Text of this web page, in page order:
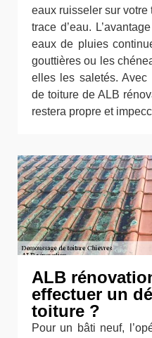
eaux ruisseler sur
trace d’eau.
eaux de pluies
gouttières ou les
elles les saletés.
de toiture de ALB
restera propre et
ALB
effectuer un
toiture ?
Pour un bâti neuf,